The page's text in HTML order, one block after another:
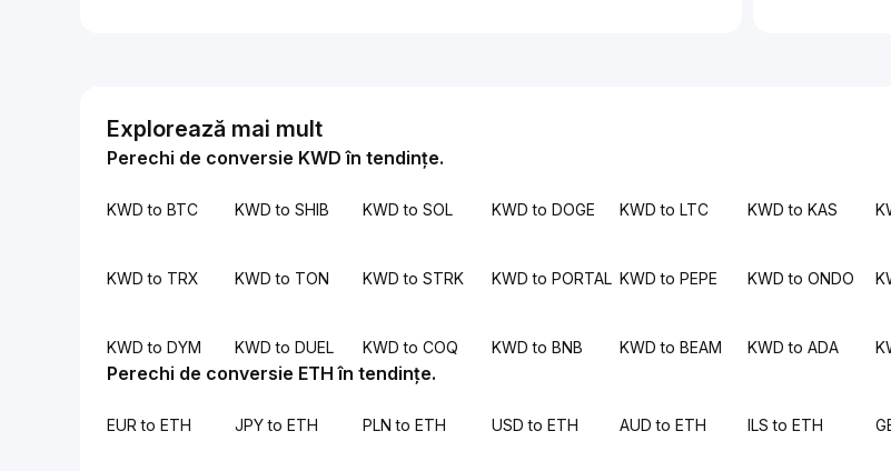
Explorează mai mult
Perechi de conversie KWD în tendințe.
KWD to BTC KWD to SHIB KWD to SOL KWD to DOGE KWD to LTC KWD to KAS
KWD to TRX KWD to TON KWD to STRK KWD to PORTAL KWD to PEPE KWD to ONDO
KWD to DYM KWD to DUEL KWD to COQ KWD to BNB KWD to BEAM KWD to ADA
Perechi de conversie ETH în tendințe.
EUR to ETH JPY to ETH PLN to ETH USD to ETH AUD to ETH ILS to ETH